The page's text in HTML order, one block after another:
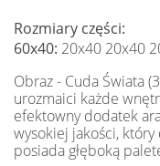
Rozmiary części:
60x40: 20x40 20x40
Obraz - Cuda Świata
urozmaici każde
efektowny dodatek
wysokiej jakości,
posiada głęboką